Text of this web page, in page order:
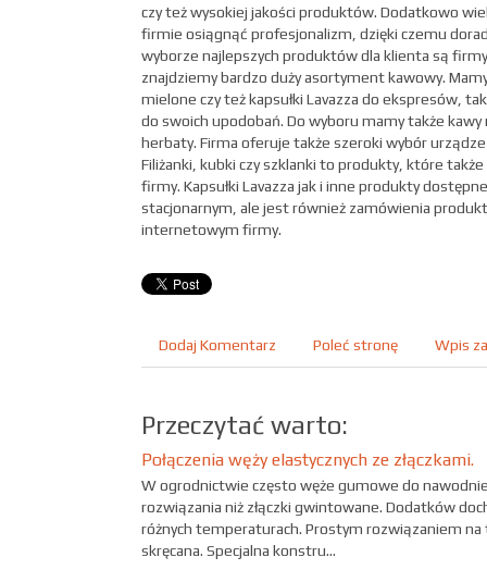
czy też wysokiej jakości produktów. Dodatkowo
firmie osiągnąć profesjonalizm, dzięki czemu
wyborze najlepszych produktów dla klienta są
znajdziemy bardzo duży asortyment kawowy.
mielone czy też kapsułki Lavazza do ekspresów,
do swoich upodobań. Do wyboru mamy także kawy
herbaty. Firma oferuje także szeroki wybór
Filiżanki, kubki czy szklanki to produkty, które
firmy. Kapsułki Lavazza jak i inne produkty
stacjonarnym, ale jest również zamówienia
internetowym firmy.
Dodaj Komentarz Poleć stronę Wpis
Przeczytać warto:
Połączenia węży elastycznych ze złączkami.
W ogrodnictwie często węże gumowe do
rozwiązania niż złączki gwintowane. Dodatków
różnych temperaturach. Prostym rozwiązaniem
skręcana. Specjalna konstru...